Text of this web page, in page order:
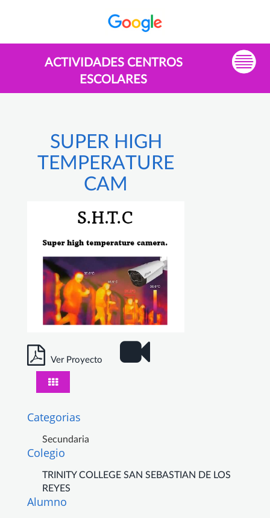
ACTIVIDADES CENTROS
ESCOLARES
SUPER HIGH
TEMPERATURE
CAM
Ver Proyecto
Categorias
Secundaria
Colegio
TRINITY COLLEGE SAN SEBASTIAN DE LOS
REYES
Alumno